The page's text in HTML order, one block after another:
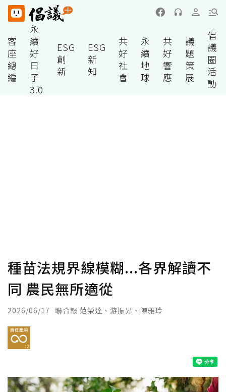
客
座
總
編
永
續
好
日
子
3.0
ESG
創
新
ESG
新
知
共
好
社
會
永
續
地
球
共
好
響
應
議
題
策
展
倡
議
圈
活
動
種苗法規界線模糊...各界解讀不
同 農民無所適從
2026/06/17 聯合報 范榮達、游振昇、陳雅玲